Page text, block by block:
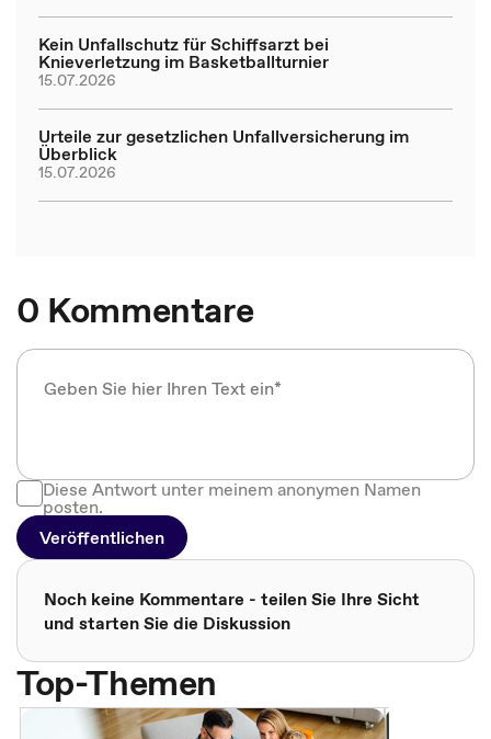
Kein Unfallschutz für Schiffsarzt bei
Knieverletzung im Basketballturnier
15.07.2026
Urteile zur gesetzlichen Unfallversicherung im
Überblick
15.07.2026
0 Kommentare
Diese Antwort unter meinem anonymen Namen
posten.
Veröffentlichen
Noch keine Kommentare - teilen Sie Ihre Sicht
und starten Sie die Diskussion
Top-Themen